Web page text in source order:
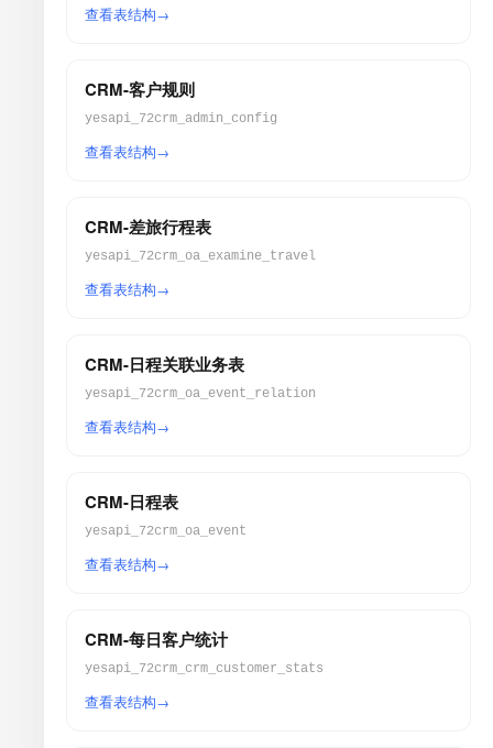
查看表结构
CRM-客户规则
yesapi_72crm_admin_config
查看表结构
CRM-差旅行程表
yesapi_72crm_oa_examine_travel
查看表结构
CRM-日程关联业务表
yesapi_72crm_oa_event_relation
查看表结构
CRM-日程表
yesapi_72crm_oa_event
查看表结构
CRM-每日客户统计
yesapi_72crm_crm_customer_stats
查看表结构